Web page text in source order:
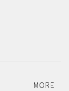
MORE